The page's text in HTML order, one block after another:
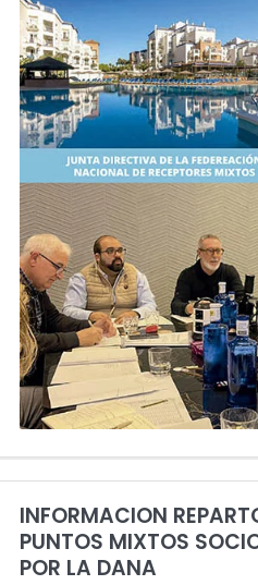
INFORMACION
PUNTOS MIXTOS
POR LA DANA